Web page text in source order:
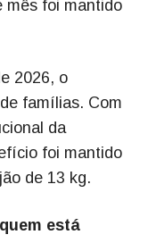
mês foi mantido
2026, o
famílias. Com
da
foi mantido
de 13 kg.
está